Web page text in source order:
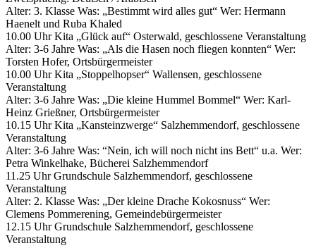
Alter: 3. Klasse Was: „Bestimmt wird alles gut“ Wer: Hermann
Haenelt und Ruba Khaled
10.00 Uhr Kita „Glück auf“ Osterwald, geschlossene Veranstaltung
Alter: 3-6 Jahre Was: „Als die Hasen noch fliegen konnten“ Wer:
Torsten Hofer, Ortsbürgermeister
10.00 Uhr Kita „Stoppelhopser“ Wallensen, geschlossene
Veranstaltung
Alter: 3-6 Jahre Was: „Die kleine Hummel Bommel“ Wer: Karl-
Heinz Grießner, Ortsbürgermeister
10.15 Uhr Kita „Kansteinzwerge“ Salzhemmendorf, geschlossene
Veranstaltung
Alter: 3-6 Jahre Was: “Nein, ich will noch nicht ins Bett“ u.a. Wer:
Petra Winkelhake, Bücherei Salzhemmendorf
11.25 Uhr Grundschule Salzhemmendorf, geschlossene
Veranstaltung
Alter: 2. Klasse Was: „Der kleine Drache Kokosnuss“ Wer:
Clemens Pommerening, Gemeindebürgermeister
12.15 Uhr Grundschule Salzhemmendorf, geschlossene
Veranstaltung